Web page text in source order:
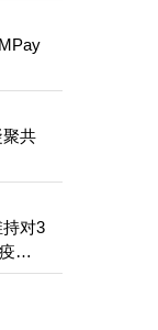
共
对3
措